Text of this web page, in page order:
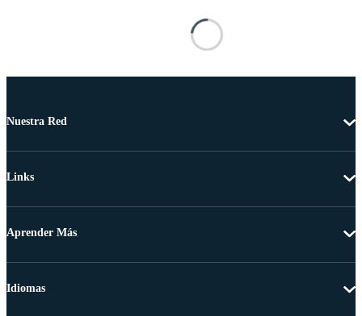
Nuestra Red
Links
Aprender Más
Idiomas